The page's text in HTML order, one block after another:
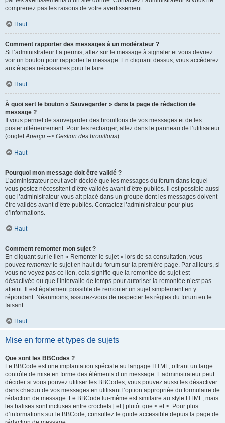
comprenez pas les raisons de votre avertissement.
Haut
Comment rapporter des messages à un modérateur ?
Si l’administrateur l’a permis, allez sur le message à signaler et vous devriez
voir un bouton pour rapporter le message. En cliquant dessus, vous accéderez
aux étapes nécessaires pour le faire.
Haut
À quoi sert le bouton « Sauvegarder » dans la page de rédaction de
message ?
Il vous permet de sauvegarder des brouillons de vos messages et de les
poster ultérieurement. Pour les recharger, allez dans le panneau de l’utilisateur
(ongletAperçu --> Gestion des brouillons).
Haut
Pourquoi mon message doit être validé ?
L’administrateur peut avoir décidé que les messages du forum dans lequel
vous postez nécessitent d’être validés avant d’être publiés. Il est possible aussi
que l’administrateur vous ait placé dans un groupe dont les messages doivent
être validés avant d’être publiés. Contactez l’administrateur pour plus
d’informations.
Haut
Comment remonter mon sujet ?
En cliquant sur le lien « Remonter le sujet » lors de sa consultation, vous
pouvez remonterle sujet en haut du forum sur la première page. Par ailleurs, si
vous ne voyez pas ce lien, cela signifie que la remontée de sujet est
désactivée ou que l’intervalle de temps pour autoriser la remontée n’est pas
atteint. Il est également possible de remonter un sujet simplement en y
répondant. Néanmoins, assurez-vous de respecter les règles du forum en le
faisant.
Haut
Mise en forme et types de sujets
Que sont les BBCodes ?
Le BBCode est une implantation spéciale au langage HTML, offrant un large
contrôle de mise en forme des éléments d’un message. L’administrateur peut
décider si vous pouvez utiliser les BBCodes, vous pouvez aussi les désactiver
dans chacun de vos messages en utilisant l’option appropriée du formulaire de
rédaction de message. Le BBCode lui-même est similaire au style HTML, mais
les balises sont incluses entre crochets [ et ] plutôt que < et >. Pour plus
d’informations sur le BBCode, consultez le guide accessible depuis la page de